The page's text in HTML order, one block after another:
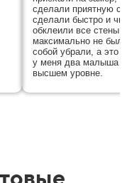
сделали приятную
сделали быстро и
обклеили все стены
максимально не
собой убрали, а это
у меня два малыша ,
высшем уровне.